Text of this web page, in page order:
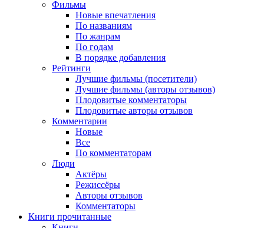
Фильмы
Новые впечатления
По названиям
По жанрам
По годам
В порядке добавления
Рейтинги
Лучшие фильмы (посетители)
Лучшие фильмы (авторы отзывов)
Плодовитые комментаторы
Плодовитые авторы отзывов
Комментарии
Новые
Все
По комментаторам
Люди
Актёры
Режиссёры
Авторы отзывов
Комментаторы
Книги прочитанные